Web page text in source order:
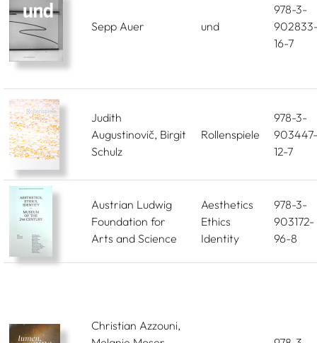
Sepp Auer und
978-3-
16-7
Judith
Augustinovič, Birgit
Schulz
Rollenspiele
978-3-
903447-
12-7
Austrian Ludwig
Foundation for
Arts and Science
Aesthetics
Ethics
Identity
978-3-
903172-
96-8
Christian Azzouni,